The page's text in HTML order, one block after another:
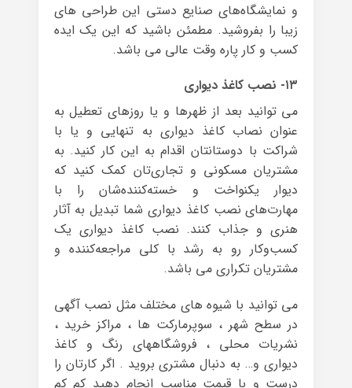
و نمایشگاه‌های صنایع دستی این طراحی های
زیبا را بفروشید. مطمئن باشید که این یک ایده
کسب‌ و کار پاره وقت عالی می باشد.
۱۳- نصب کاغذ دیواری
می توانید بعد از ظهرها و یا روزهای تعطیل به
عنوان نصاب کاغذ دیواری به تنهایی و یا با
شراکت با دوستانتان اقدام به این کار کنید. به
مشتریان مسکونی و تجاری‌تان کمک کنید که
دیوار یکنواخت و خسته‌کننده‌شان را با
مهارت‌های نصب کاغذ دیواری شما تبدیل به آثار
هنری و جذاب کنند. نصب کاغذ دیواری یک
کسب‌وکار رو به رشد با کلی مراجعه‌کننده و
مشتریان تکراری می باشد.
می توانید با شیوه های مختلف مثل نصب آگهی
در سطح شهر ، سوپرمارکت ها ، مراکز خرید ،
نشریات محلی ، فروشگاههای رنگ و کاغذ
دیواری و… به دنبال مشتری بروید . اگر کارتان را
درست و با قیمت مناسب انجام دهید کم کم